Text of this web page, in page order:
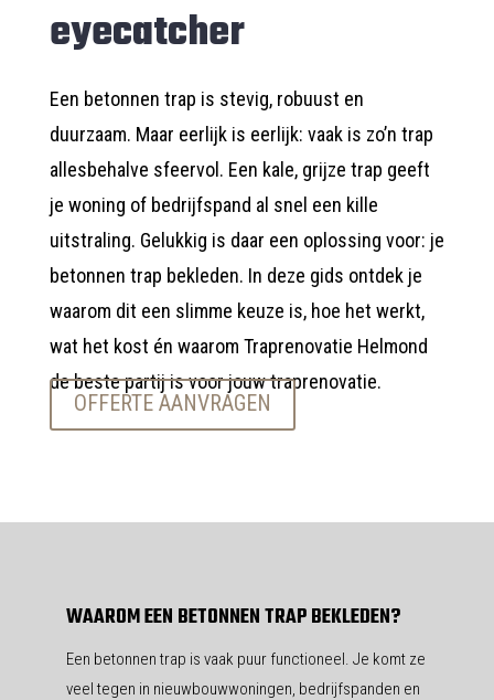
eyecatcher
Een betonnen trap is stevig, robuust en
duurzaam. Maar eerlijk is eerlijk: vaak is zo’n trap
allesbehalve sfeervol. Een kale, grijze trap geeft
je woning of bedrijfspand al snel een kille
uitstraling. Gelukkig is daar een oplossing voor: je
betonnen trap bekleden. In deze gids ontdek je
waarom dit een slimme keuze is, hoe het werkt,
wat het kost én waarom Traprenovatie Helmond
de beste partij is voor jouw traprenovatie.
OFFERTE AANVRAGEN
WAAROM EEN BETONNEN TRAP BEKLEDEN?
Een betonnen trap is vaak puur functioneel. Je komt ze
veel tegen in nieuwbouwwoningen, bedrijfspanden en